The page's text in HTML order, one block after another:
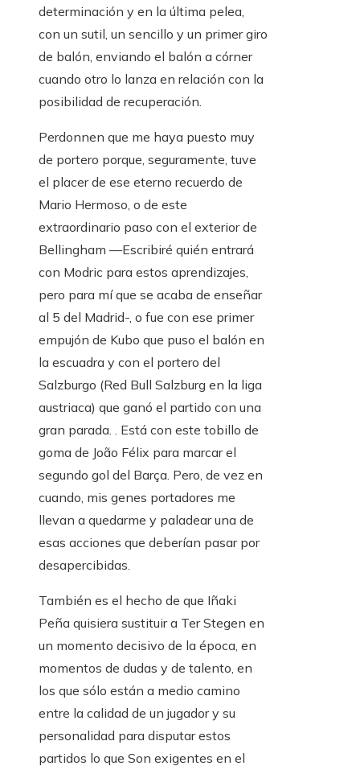
determinación y en la última pelea,
con un sutil, un sencillo y un primer giro
de balón, enviando el balón a córner
cuando otro lo lanza en relación con la
posibilidad de recuperación.
Perdonnen que me haya puesto muy
de portero porque, seguramente, tuve
el placer de ese eterno recuerdo de
Mario Hermoso, o de este
extraordinario paso con el exterior de
Bellingham —Escribiré quién entrará
con Modric para estos aprendizajes,
pero para mí que se acaba de enseñar
al 5 del Madrid-, o fue con ese primer
empujón de Kubo que puso el balón en
la escuadra y con el portero del
Salzburgo (Red Bull Salzburg en la liga
austriaca) que ganó el partido con una
gran parada. . Está con este tobillo de
goma de João Félix para marcar el
segundo gol del Barça. Pero, de vez en
cuando, mis genes portadores me
llevan a quedarme y paladear una de
esas acciones que deberían pasar por
desapercibidas.
También es el hecho de que Iñaki
Peña quisiera sustituir a Ter Stegen en
un momento decisivo de la época, en
momentos de dudas y de talento, en
los que sólo están a medio camino
entre la calidad de un jugador y su
personalidad para disputar estos
partidos lo que Son exigentes en el